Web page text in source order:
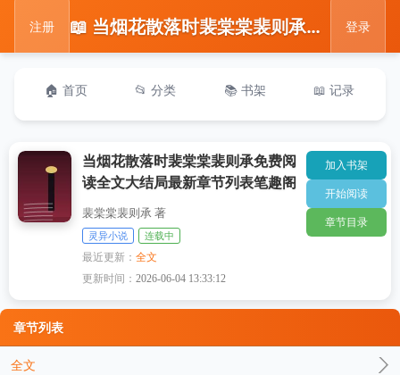
注册 📖 当烟花散落时裴棠棠裴则承免费阅读全文大结局最新章节列表笔趣阁 登录
🏠 首页 📂 分类 📚 书架 📖 记录
当烟花散落时裴棠棠裴则承免费阅
读全文大结局最新章节列表笔趣阁
裴棠棠裴则承 著
灵异小说 连载中
最近更新：全文
更新时间：2026-06-04 13:33:12
加入书架
开始阅读
章节目录
章节列表
全文